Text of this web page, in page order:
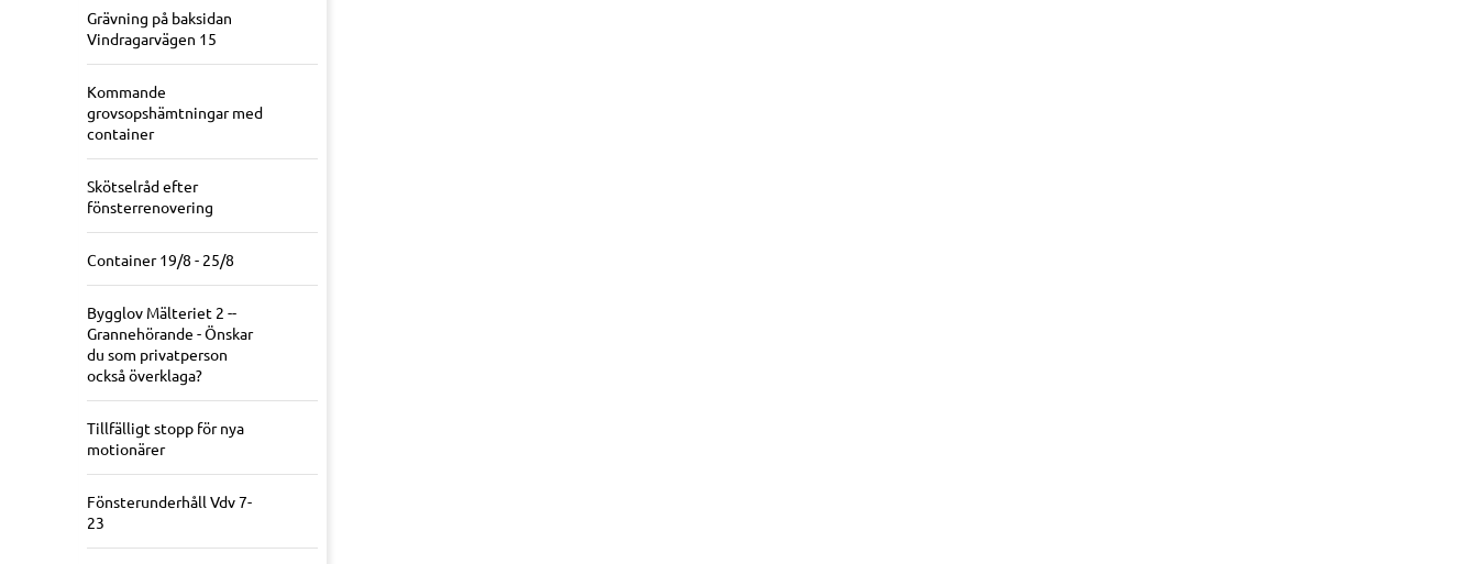
Grävning på baksidan
Vindragarvägen 15
Kommande
grovsopshämtningar med
container
Skötselråd efter
fönsterrenovering
Container 19/8 - 25/8
Bygglov Mälteriet 2 --
Grannehörande - Önskar
du som privatperson
också överklaga?
Tillfälligt stopp för nya
motionärer
Fönsterunderhåll Vdv 7-
23